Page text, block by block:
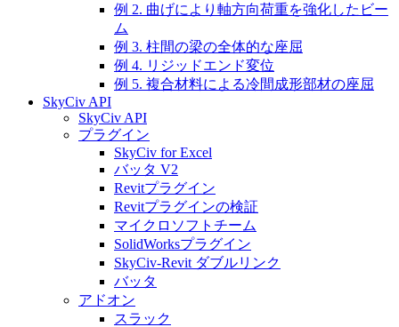
例 2. 曲げにより軸方向荷重を強化したビー
ム
例 3. 柱間の梁の全体的な座屈
例 4. リジッドエンド変位
例 5. 複合材料による冷間成形部材の座屈
SkyCiv API
SkyCiv API
プラグイン
SkyCiv for Excel
バッタ V2
Revitプラグイン
Revitプラグインの検証
マイクロソフトチーム
SolidWorksプラグイン
SkyCiv-Revit ダブルリンク
バッタ
アドオン
スラック